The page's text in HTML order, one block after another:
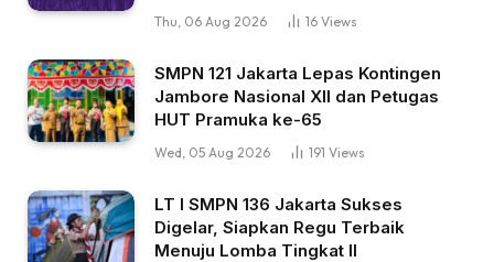
Thu, 06 Aug 2026 16 Views
SMPN 121 Jakarta Lepas Kontingen
Jambore Nasional XII dan Petugas
HUT Pramuka ke-65
Wed, 05 Aug 2026 191 Views
LT I SMPN 136 Jakarta Sukses
Digelar, Siapkan Regu Terbaik
Menuju Lomba Tingkat II